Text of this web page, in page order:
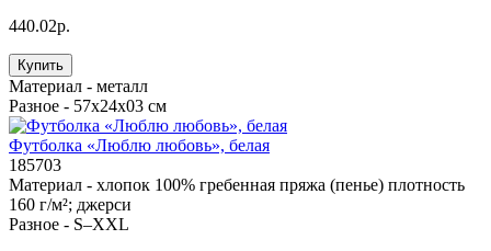
440.02р.
Купить
Материал - металл
Разное - 57х24х03 см
Футболка «Люблю любовь», белая
185703
Материал - хлопок 100% гребенная пряжа (пенье) плотность
160 г/м²; джерси
Разное - S–XXL